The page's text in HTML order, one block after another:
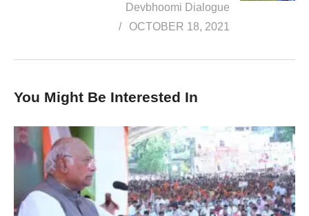
Devbhoomi Dialogue
OCTOBER 18, 2021
You Might Be Interested In